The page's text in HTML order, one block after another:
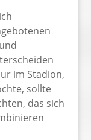
im Stadion,
sollte
das sich